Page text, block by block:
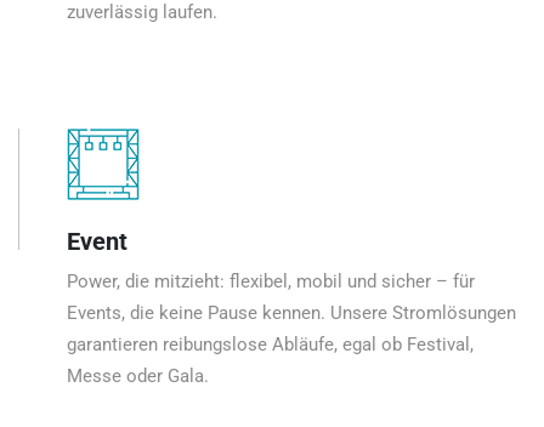
zuverlässig laufen.
Event
Power, die mitzieht: flexibel, mobil und sicher – für
Events, die keine Pause kennen. Unsere Stromlösungen
garantieren reibungslose Abläufe, egal ob Festival,
Messe oder Gala.